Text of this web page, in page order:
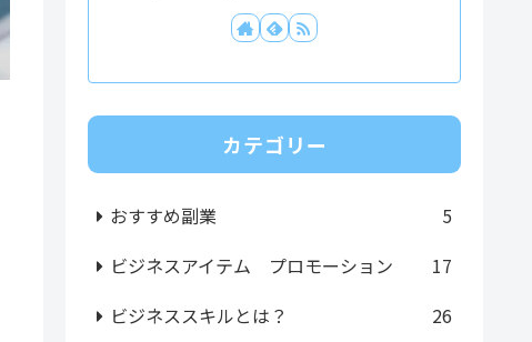
カテゴリー
おすすめ副業
5
ビジネスアイテム プロモーション
17
ビジネススキルとは？
26